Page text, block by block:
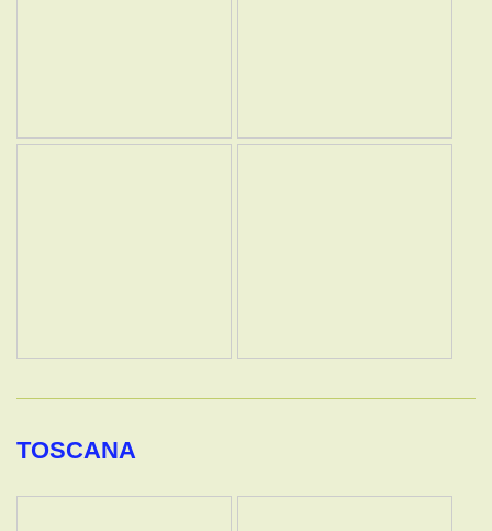
TOSCANA